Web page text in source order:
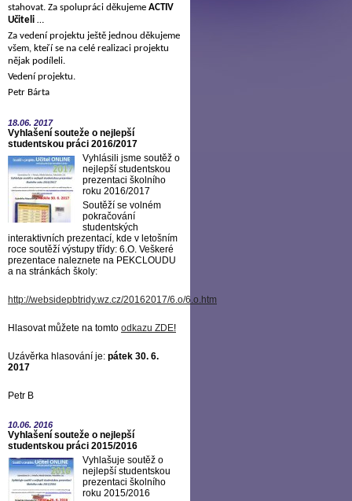
stahovat. Za spolupráci děkujeme ACTIV
Učiteli …
Za vedení projektu ještě jednou děkujeme
všem, kteří se na celé realizaci projektu
nějak podíleli.
Vedení projektu.
Petr Bárta
18.06. 2017
Vyhlašení souteže o nejlepší
studentskou práci 2016/2017
Vyhlásili jsme soutěž o
nejlepší studentskou
prezentaci školního
roku 2016/2017
Soutěží se volném
pokračování
studentských
interaktivních prezentací, kde v letošním
roce soutěží výstupy třídy: 6.O. Veškeré
prezentace naleznete na PEKCLOUDU
a na stránkách školy:
http://websidepbtridy.wz.cz/20162017/6.o/6.o.htm
Hlasovat můžete na tomto odkazu ZDE!
Uzávěrka hlasování je: pátek 30. 6.
2017
Petr B
10.06. 2016
Vyhlašení souteže o nejlepší
studentskou práci 2015/2016
Vyhlašuje soutěž o
nejlepší studentskou
prezentaci školního
roku 2015/2016